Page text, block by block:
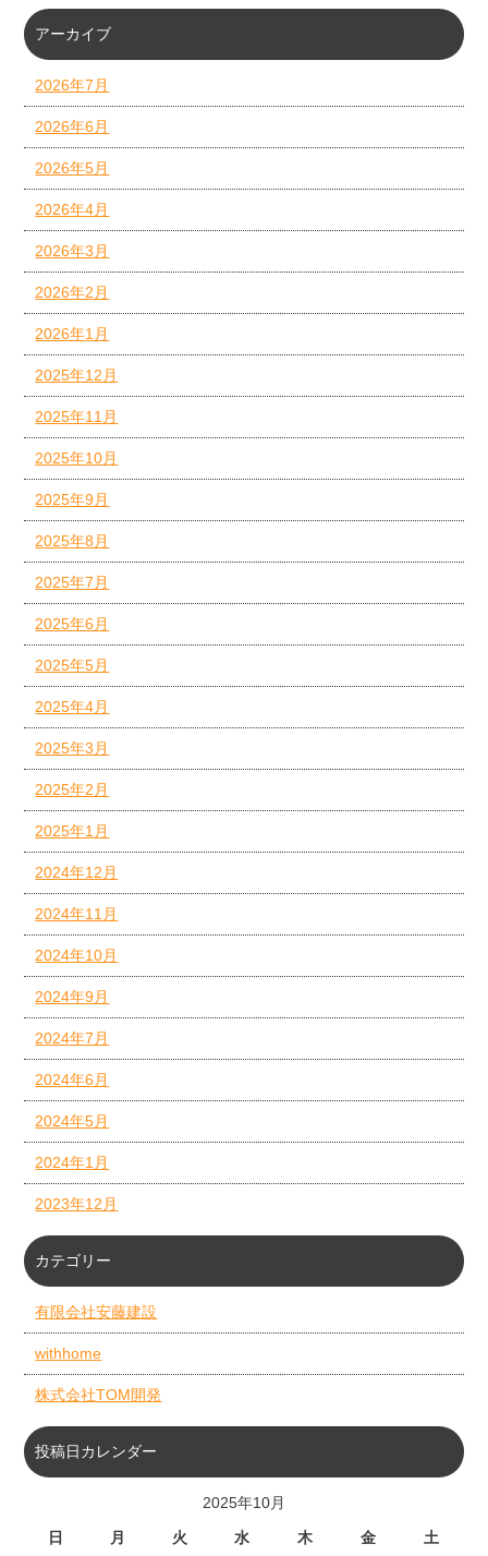
アーカイブ
2026年7月
2026年6月
2026年5月
2026年4月
2026年3月
2026年2月
2026年1月
2025年12月
2025年11月
2025年10月
2025年9月
2025年8月
2025年7月
2025年6月
2025年5月
2025年4月
2025年3月
2025年2月
2025年1月
2024年12月
2024年11月
2024年10月
2024年9月
2024年7月
2024年6月
2024年5月
2024年1月
2023年12月
カテゴリー
有限会社安藤建設
withhome
株式会社TOM開発
投稿日カレンダー
2025年10月
日
月 火 水 木 金 土